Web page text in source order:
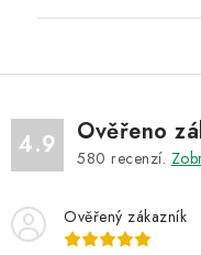
4.9 Ověřeno
580 recenzí.
Ověřený zákazník